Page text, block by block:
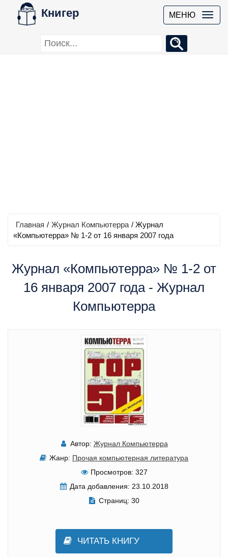
Книгер МЕНЮ
Главная / Журнал Компьютерра / Журнал
«Компьютерра» № 1-2 от 16 января 2007 года
Журнал «Компьютерра» № 1-2 от
16 января 2007 года - Журнал
Компьютерра
Автор: Журнал Компьютерра
Жанр: Прочая компьютерная литература
Просмотров: 327
Дата добавления: 23.10.2018
Страниц: 30
ЧИТАТЬ КНИГУ